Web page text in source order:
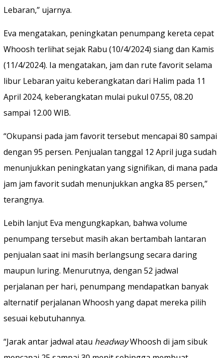
Lebaran,” ujarnya.
Eva mengatakan, peningkatan penumpang kereta cepat
Whoosh terlihat sejak Rabu (10/4/2024) siang dan Kamis
(11/4/2024). Ia mengatakan, jam dan rute favorit selama
libur Lebaran yaitu keberangkatan dari Halim pada 11
April 2024, keberangkatan mulai pukul 07.55, 08.20
sampai 12.00 WIB.
“Okupansi pada jam favorit tersebut mencapai 80 sampai
dengan 95 persen. Penjualan tanggal 12 April juga sudah
menunjukkan peningkatan yang signifikan, di mana pada
jam jam favorit sudah menunjukkan angka 85 persen,”
terangnya.
Lebih lanjut Eva mengungkapkan, bahwa volume
penumpang tersebut masih akan bertambah lantaran
penjualan saat ini masih berlangsung secara daring
maupun luring. Menurutnya, dengan 52 jadwal
perjalanan per hari, penumpang mendapatkan banyak
alternatif perjalanan Whoosh yang dapat mereka pilih
sesuai kebutuhannya.
“Jarak antar jadwal atau headwayWhoosh di jam sibuk